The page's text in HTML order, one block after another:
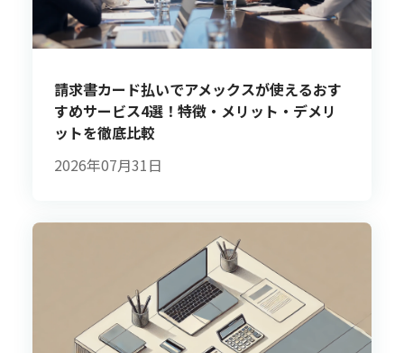
請求書カード払いでアメックスが使えるおす
すめサービス4選！特徴・メリット・デメリ
ットを徹底比較
2026年07月31日